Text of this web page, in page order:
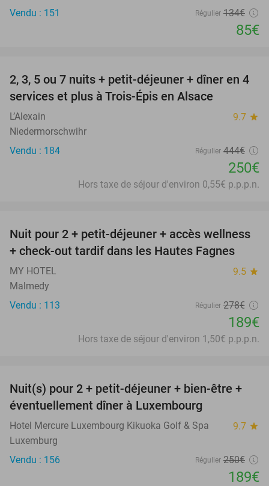
Vendu : 151
Régulier 134€
85€
44%
2, 3, 5 ou 7 nuits + petit-déjeuner + dîner en 4
services et plus à Trois-Épis en Alsace
L’Alexain 9.7 star
Niedermorschwihr
Vendu : 184
Régulier 444€
250€
Hors taxe de séjour d'environ 0,55€ p.p.p.n.
32%
Nuit pour 2 + petit-déjeuner + accès wellness
+ check-out tardif dans les Hautes Fagnes
MY HOTEL 9.5 star
Malmedy
Vendu : 113
Régulier 278€
189€
Hors taxe de séjour d'environ 1,50€ p.p.p.n.
24%
Nuit(s) pour 2 + petit-déjeuner + bien-être +
éventuellement dîner à Luxembourg
Hotel Mercure Luxembourg Kikuoka Golf & Spa 9.7 star
Luxemburg
Vendu : 156
Régulier 250€
189€